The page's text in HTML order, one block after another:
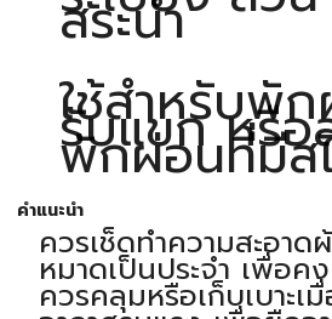
สระน้ำ
ใช้สำหรับพั
รับแขก หรือ
พักผ่อนที่มีส
คำแนะนำ
ควรเช็ดทำความสะอาด
หมาดเป็นประจำ เพื่อค
ควรคลุมหรือเก็บเบาะเ